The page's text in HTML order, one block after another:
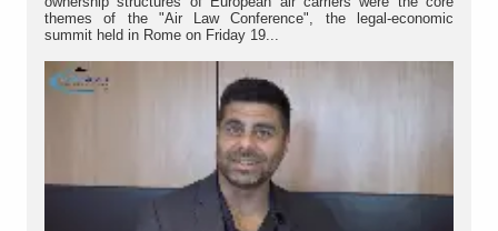
themes of the "Air Law Conference", the legal-economic
summit held in Rome on Friday 19...